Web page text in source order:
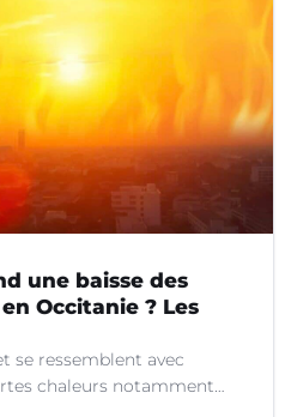
une baisse des
Occitanie ? Les
se ressemblent avec
chaleurs notamment
quand ?